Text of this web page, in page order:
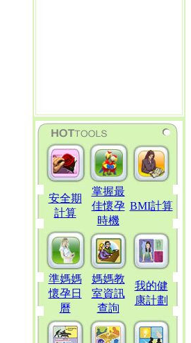
安全期
計算
掌握最
佳懷孕
時機
BMI計算
準媽媽
懷孕日
曆
媽媽教
室資訊
查詢
我的健
康計劃